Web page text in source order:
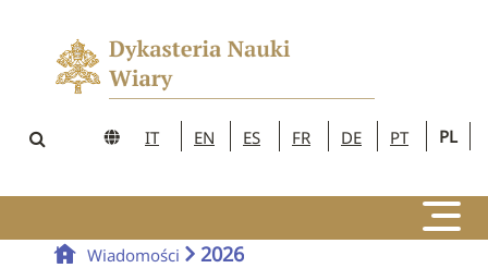
IT EN ES FR DE PT PL
Wiadomości 2026